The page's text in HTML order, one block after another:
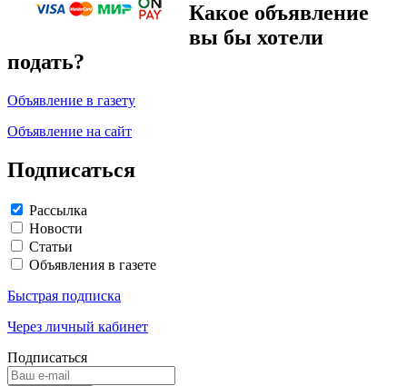
Какое объявление
вы бы хотели
подать?
Объявление в газету
Объявление на сайт
Подписаться
Рассылка
Новости
Статьи
Объявления в газете
Быстрая подписка
Через личный кабинет
Подписаться